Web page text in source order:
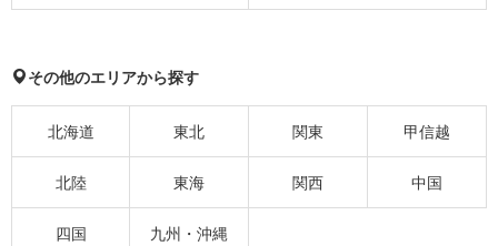
その他のエリアから探す
北海道 東北 関東 甲信越
北陸 東海 関西 中国
四国 九州・沖縄